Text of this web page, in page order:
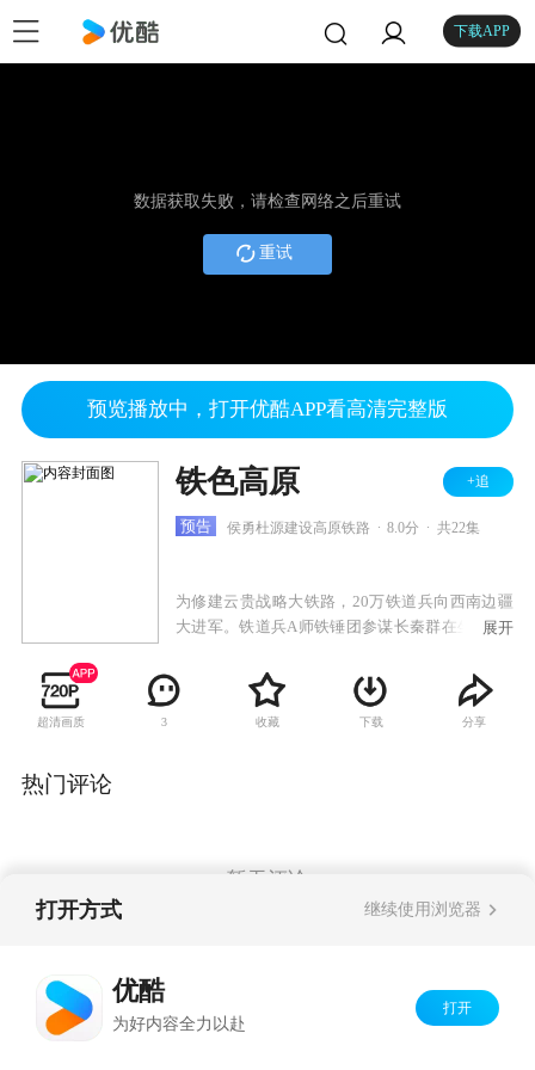
下载APP
数据获取失败，请检查网络之后重试
重试
预览播放中，打开优酷APP看高清完整版
铁色高原 +追
预告 侯勇杜源建设高原铁路 8.0分 共22集
为修建云贵战略大铁路，20万铁道兵向西南边疆
大进军。铁道兵A师铁锤团参谋长秦群在坐了5天
去的金龙江地区临近金三角，民情社情复杂。师
长告诫随时准备在两条战线上同时作战……
展开
超清画质 3 收藏 下载 分享
热门评论
暂无评论
打开方式 继续使用浏览器
优酷
为好内容全力以赴
打开